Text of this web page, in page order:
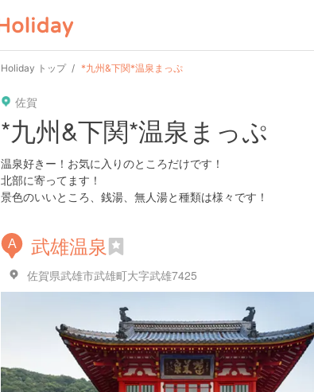
Holiday トップ *九州&下関*温泉まっぷ
佐賀
*九州&下関*温泉まっぷ
温泉好きー！お気に入りのところだけです！
北部に寄ってます！
景色のいいところ、銭湯、無人湯と種類は様々です！
A 武雄温泉
佐賀県武雄市武雄町大字武雄7425